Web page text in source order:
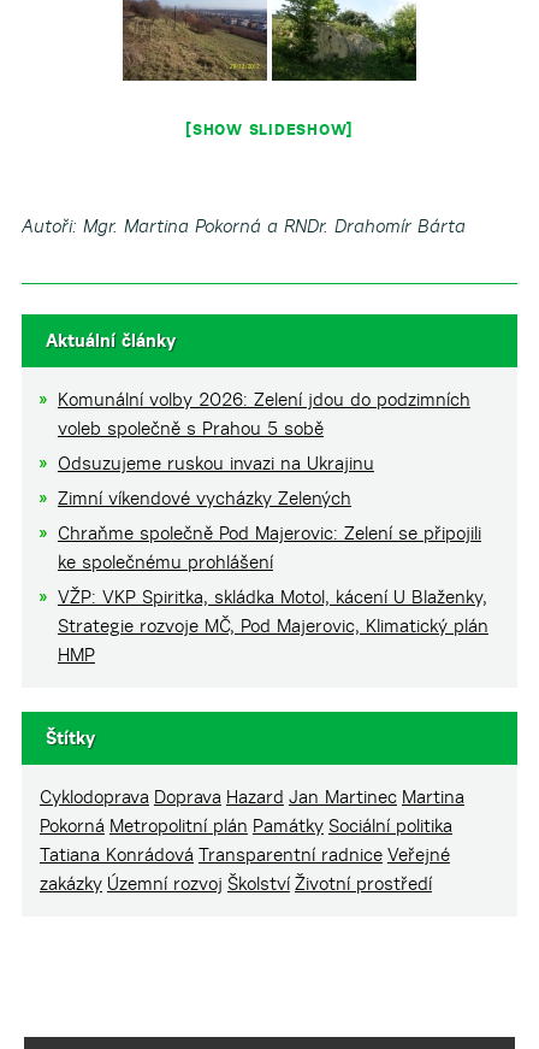
[SHOW SLIDESHOW]
Autoři: Mgr. Martina Pokorná a RNDr. Drahomír Bárta
Aktuální články
Komunální volby 2026: Zelení jdou do podzimních
voleb společně s Prahou 5 sobě
Odsuzujeme ruskou invazi na Ukrajinu
Zimní víkendové vycházky Zelených
Chraňme společně Pod Majerovic: Zelení se připojili
ke společnému prohlášení
VŽP: VKP Spiritka, skládka Motol, kácení U Blaženky,
Strategie rozvoje MČ, Pod Majerovic, Klimatický plán
HMP
Štítky
Cyklodoprava Doprava Hazard Jan Martinec Martina
Pokorná Metropolitní plán Památky Sociální politika
Tatiana Konrádová Transparentní radnice Veřejné
zakázky Územní rozvoj Školství Životní prostředí